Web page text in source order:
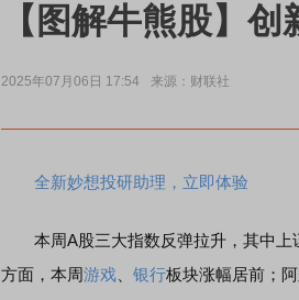
【图解牛熊股】
2025年07月06日 17:54 来源：财联社
全新妙想投研助理，立即体验
本周A股三大指数反弹拉升，其中上
方面，本周游戏 银行板块涨幅居前；阿